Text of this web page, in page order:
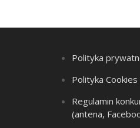
Polityka
Polityka Cookies
Regulamin
(antena,